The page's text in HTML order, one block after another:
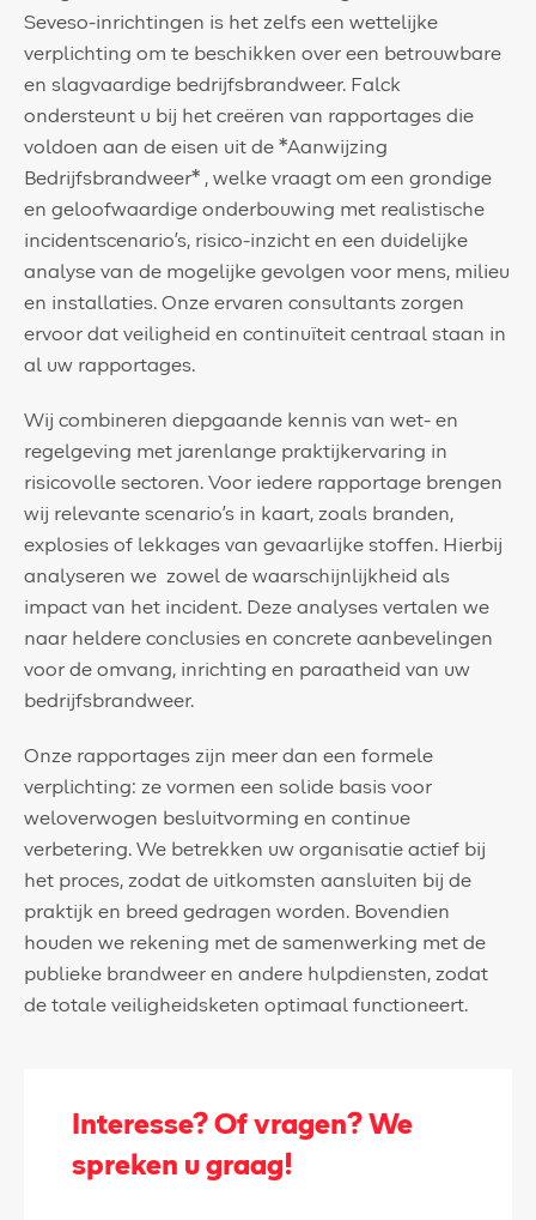
Seveso-inrichtingen is het zelfs een wettelijke
verplichting om te beschikken over een betrouwbare
en slagvaardige bedrijfsbrandweer. Falck
ondersteunt u bij het creëren van rapportages die
voldoen aan de eisen uit de *Aanwijzing
Bedrijfsbrandweer* , welke vraagt om een grondige
en geloofwaardige onderbouwing met realistische
incidentscenario’s, risico-inzicht en een duidelijke
analyse van de mogelijke gevolgen voor mens, milieu
en installaties. Onze ervaren consultants zorgen
ervoor dat veiligheid en continuïteit centraal staan in
al uw rapportages.
Wij combineren diepgaande kennis van wet- en
regelgeving met jarenlange praktijkervaring in
risicovolle sectoren. Voor iedere rapportage brengen
wij relevante scenario’s in kaart, zoals branden,
explosies of lekkages van gevaarlijke stoffen. Hierbij
analyseren we zowel de waarschijnlijkheid als
impact van het incident. Deze analyses vertalen we
naar heldere conclusies en concrete aanbevelingen
voor de omvang, inrichting en paraatheid van uw
bedrijfsbrandweer.
Onze rapportages zijn meer dan een formele
verplichting: ze vormen een solide basis voor
weloverwogen besluitvorming en continue
verbetering. We betrekken uw organisatie actief bij
het proces, zodat de uitkomsten aansluiten bij de
praktijk en breed gedragen worden. Bovendien
houden we rekening met de samenwerking met de
publieke brandweer en andere hulpdiensten, zodat
de totale veiligheidsketen optimaal functioneert.
Interesse? Of vragen? We
spreken u graag!